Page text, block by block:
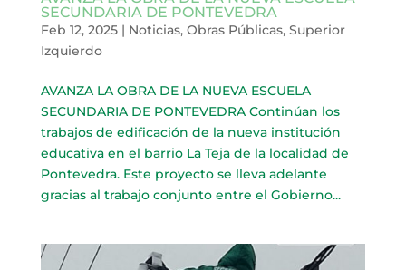
SECUNDARIA DE PONTEVEDRA
Feb 12, 2025| Noticias, Obras Públicas, Superior
Izquierdo
AVANZA LA OBRA DE LA NUEVA ESCUELA
SECUNDARIA DE PONTEVEDRA Continúan los
trabajos de edificación de la nueva institución
educativa en el barrio La Teja de la localidad de
Pontevedra. Este proyecto se lleva adelante
gracias al trabajo conjunto entre el Gobierno...